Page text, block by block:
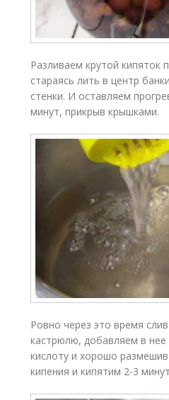
Разливаем крутой кипяток
стараясь лить в центр
стенки. И оставляем
минут, прикрыв крышками.
Ровно через это время
кастрюлю, добавляем в
кислоту и хорошо
кипения и кипятим 2-3